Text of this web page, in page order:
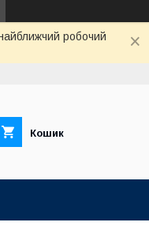
робочий
Кошик